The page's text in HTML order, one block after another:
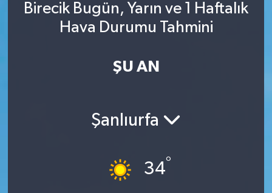
Birecik Bugün, Yarın ve 1 Haftalık
Hava Durumu Tahmini
ŞU AN
Şanlıurfa
34°
Sağlık
Süper Lig Puan Durumu ve Fikstür
Son Dakika Haberleri